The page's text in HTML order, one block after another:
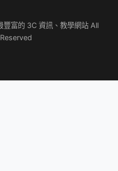
富的 3C 資訊、教學網站 All